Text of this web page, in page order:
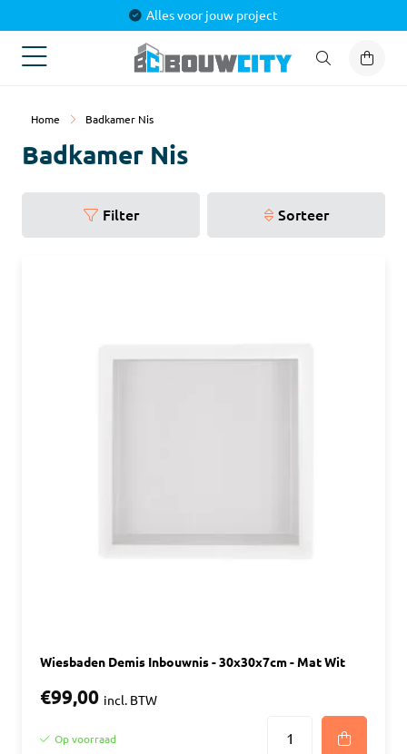
Alles voor jouw project
Home Badkamer Nis
Badkamer Nis
Filter Sorteer
Wiesbaden Demis Inbouwnis - 30x30x7cm - Mat Wit
€99,00 incl. BTW
Op voorraad